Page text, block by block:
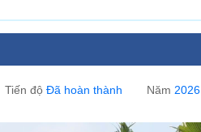
Tiến độ Đã hoàn thành Năm 2026